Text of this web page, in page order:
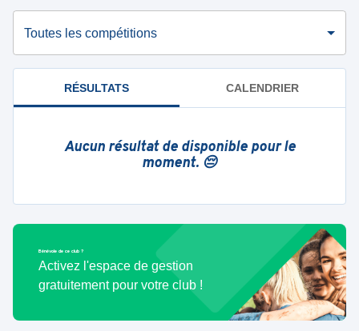
Toutes les compétitions
RÉSULTATS CALENDRIER
Aucun résultat de disponible pour le
moment. 😔
Bénévole de ce club ?
Activez l'espace de gestion
gratuitement pour votre club !